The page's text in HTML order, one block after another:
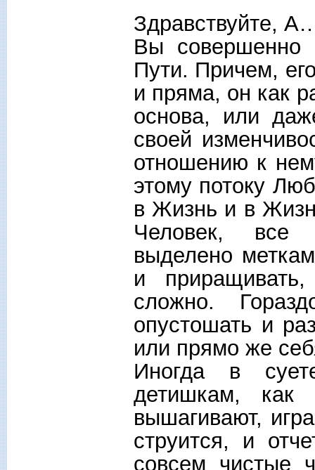
Здравствуйте,
Вы совершенно
Пути. Причем,
и пряма, он как
основа, или
своей
отношению к
этому потоку
в Жизнь и в
Человек, все
выделено
и
сложно.
опустошать и
или прямо же
Иногда в
детишкам, как
вышагивают,
струится, и
совсем чистые